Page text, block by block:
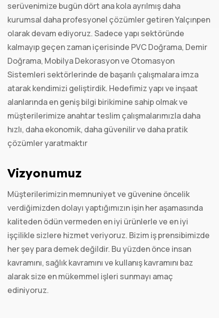
serüvenimize bugün dört ana kola ayrılmış daha
kurumsal daha profesyonel çözümler getiren Yalçınpen
olarak devam ediyoruz. Sadece yapı sektöründe
kalmayıp geçen zaman içerisinde PVC Doğrama, Demir
Doğrama, Mobilya Dekorasyon ve Otomasyon
Sistemleri sektörlerinde de başarılı çalışmalara imza
atarak kendimizi geliştirdik. Hedefimiz yapı ve inşaat
alanlarında en geniş bilgi birikimine sahip olmak ve
müşterilerimize anahtar teslim çalışmalarımızla daha
hızlı, daha ekonomik, daha güvenilir ve daha pratik
çözümler yaratmaktır
Vizyonumuz
Müşterilerimizin memnuniyet ve güvenine öncelik
verdiğimizden dolayı yaptığımızın işin her aşamasında
kaliteden ödün vermeden en iyi ürünlerle ve en iyi
işçilikle sizlere hizmet veriyoruz. Bizim iş prensibimizde
her şey para demek değildir. Bu yüzden önce insan
kavramını, sağlık kavramını ve kullanış kavramını baz
alarak size en mükemmel işleri sunmayı amaç
ediniyoruz.